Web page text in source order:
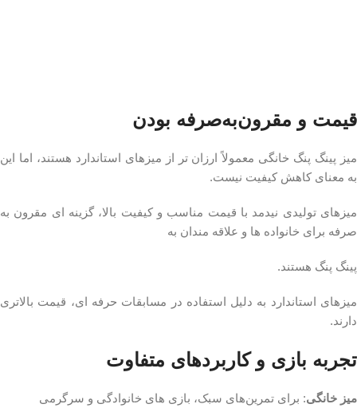
قیمت و مقرون‌به‌صرفه بودن
میز پینگ پنگ خانگی معمولاً ارزان‌ تر از میزهای استاندارد هستند، اما این
به معنای کاهش کیفیت نیست.
میزهای تولیدی نیدمد با قیمت مناسب و کیفیت بالا، گزینه‌ ای مقرون‌ به‌
صرفه برای خانواده‌ ها و علاقه‌ مندان به
پینگ پنگ هستند.
میزهای استاندارد به دلیل استفاده در مسابقات حرفه‌ ای، قیمت بالاتری
دارند.
تجربه بازی و کاربردهای متفاوت
میز خانگی: برای تمرین‌های سبک، بازی‌ های خانوادگی و سرگرمی